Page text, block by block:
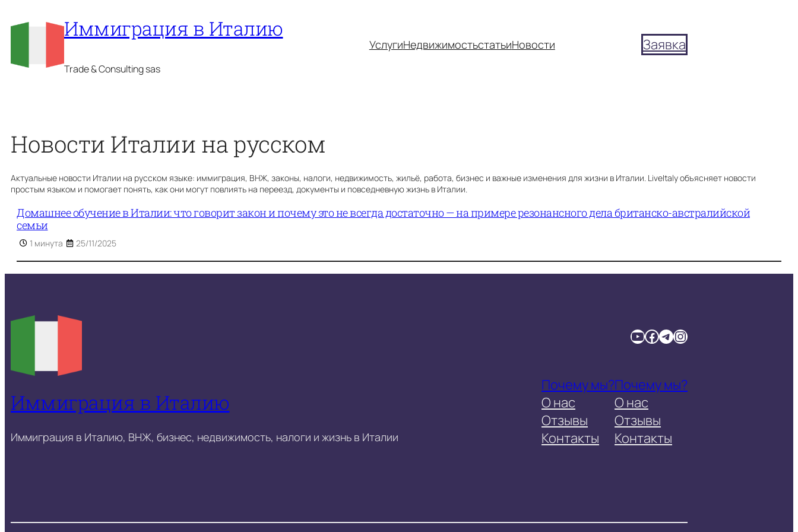
Иммиграция в Италию
Trade & Consulting sas
УслугиНедвижимостьстатьиНовости Заявка
Новости Италии на русском
Актуальные новости Италии на русском языке: иммиграция, ВНЖ, законы, налоги, недвижимость, жильё, работа, бизнес и важные изменения для жизни в Италии. LiveItaly объясняет новости
простым языком и помогает понять, как они могут повлиять на переезд, документы и повседневную жизнь в Италии.
Домашнее обучение в Италии: что говорит закон и почему это не всегда достаточно — на примере резонансного дела британско-австралийской
семьи
1 минута 25/11/2025
YouTube Facebook TelegramInstagram
Иммиграция в Италию
Иммиграция в Италию, ВНЖ, бизнес, недвижимость, налоги и жизнь в Италии
Почему мы?
О нас
Отзывы
Контакты
Почему мы?
О нас
Отзывы
Контакты